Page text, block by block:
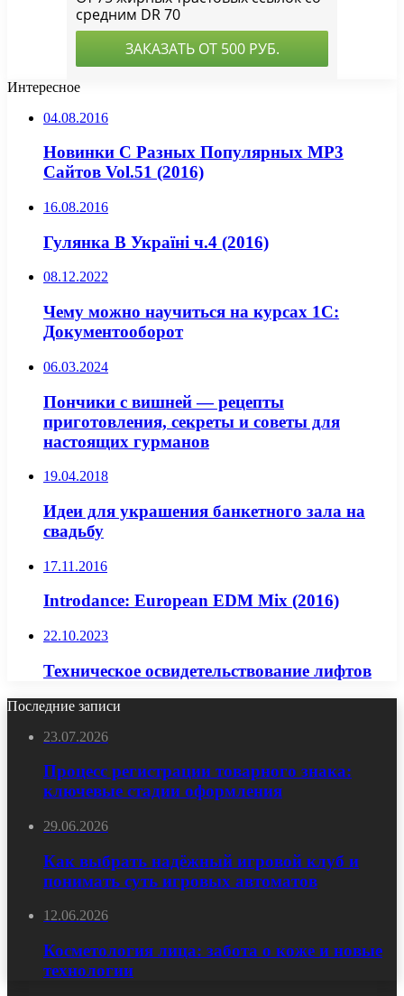
Интересное
04.08.2016
Новинки С Разных Популярных MP3
Сайтов Vol.51 (2016)
16.08.2016
Гулянка В Україні ч.4 (2016)
08.12.2022
Чему можно научиться на курсах 1С:
Документооборот
06.03.2024
Пончики с вишней — рецепты
приготовления, секреты и советы для
настоящих гурманов
19.04.2018
Идеи для украшения банкетного зала на
свадьбу
17.11.2016
Introdance: European EDM Mix (2016)
22.10.2023
Техническое освидетельствование лифтов
Последние записи
23.07.2026
Процесс регистрации товарного знака:
ключевые стадии оформления
29.06.2026
Как выбрать надёжный игровой клуб и
понимать суть игровых автоматов
12.06.2026
Косметология лица: забота о коже и новые
технологии